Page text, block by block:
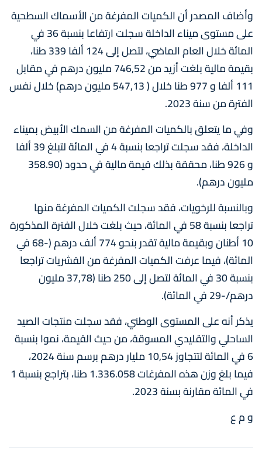
وأضاف المصدر أن الكميات المفرغة من الأسماك السطحية
على مستوى ميناء الداخلة سجلت ارتفاعا بنسبة 36 في
المائة خلال العام الماضي، لتصل إلى 124 ألفا 339 طنا،
بقيمة مالية بلغت أزيد من 746,52 مليون درهم في مقابل
111 ألفا و 977 طنا خلال ( 547,13 مليون درهم) خلال نفس
الفترة من سنة 2023.
وفي ما يتعلق بالكميات المفرغة من السمك الأبيض بميناء
الداخلة، فقد سجلت تراجعا بنسبة 4 في المائة لتبلغ 39 ألفا
و 926 طنا، محققة بذلك قيمة مالية في حدود (358.90
مليون درهم).
وبالنسبة للرخويات، فقد سجلت الكميات المفرغة منها
تراجعا بنسبة 58 في المائة، حيث بلغت خلال الفترة المذكورة
10 أطنان وبقيمة مالية تقدر بنحو 774 ألف درهم (-68 في
المائة)، فيما عرفت الكميات المفرغة من القشريات تراجعا
بنسبة 30 في المائة لتصل إلى 250 طنا (37,78 مليون
درهم/-29 في المائة).
يذكر أنه على المستوى الوطني، فقد سجلت منتجات الصيد
الساحلي والتقليدي المسوقة، من حيث القيمة، نموا بنسبة
6 في المائة لتتجاوز 10,54 مليار درهم برسم سنة 2024،
فيما بلغ وزن هذه المفرغات 1.336.058 طنا، بتراجع بنسبة 1
في المائة مقارنة بسنة 2023.
و م ع